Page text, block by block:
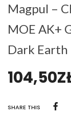
Magpul –
MOE AK+
Dark Earth
104,50
SHARE THIS